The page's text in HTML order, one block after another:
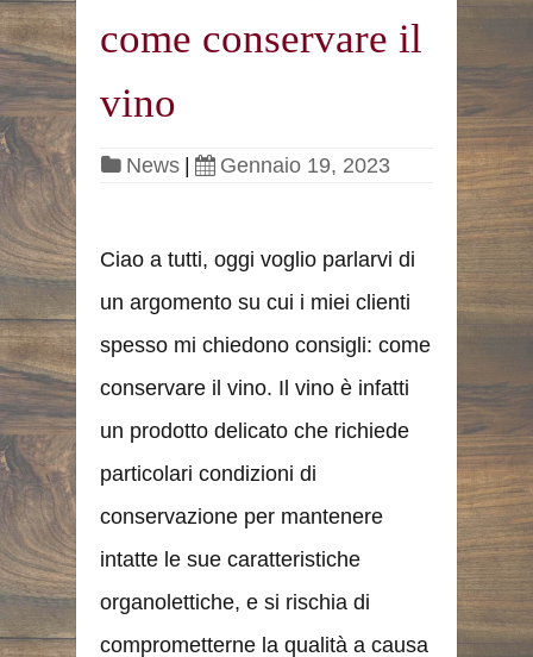
come conservare il
vino
News | Gennaio 19, 2023
Ciao a tutti, oggi voglio parlarvi di
un argomento su cui i miei clienti
spesso mi chiedono consigli: come
conservare il vino. Il vino è infatti
un prodotto delicato che richiede
particolari condizioni di
conservazione per mantenere
intatte le sue caratteristiche
organolettiche, e si rischia di
comprometterne la qualità a causa